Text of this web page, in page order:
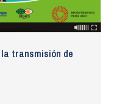
transmisión de